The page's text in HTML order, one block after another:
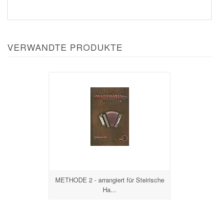
VERWANDTE PRODUKTE
METHODE 2 - arrangiert für Steirische
Ha...